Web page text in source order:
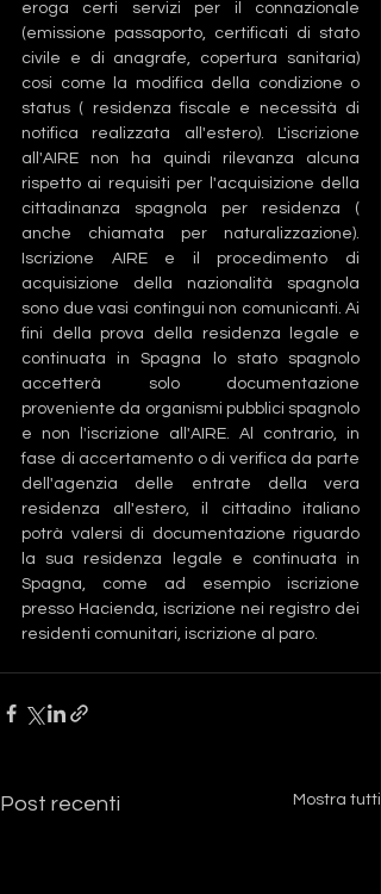
eroga certi servizi per il connazionale
(emissione passaporto, certificati di stato
civile e di anagrafe, copertura sanitaria)
cosi come la modifica della condizione o
status ( residenza fiscale e necessità di
notifica realizzata all'estero). L'iscrizione
all'AIRE non ha quindi rilevanza alcuna
rispetto ai requisiti per l'acquisizione della
cittadinanza spagnola per residenza (
anche chiamata per naturalizzazione).
Iscrizione AIRE e il procedimento di
acquisizione della nazionalità spagnola
sono due vasi contingui non comunicanti. Ai
fini della prova della residenza legale e
continuata in Spagna lo stato spagnolo
accetterà solo documentazione
proveniente da organismi pubblici spagnolo
e non l'iscrizione all'AIRE. Al contrario, in
fase di accertamento o di verifica da parte
dell'agenzia delle entrate della vera
residenza all'estero, il cittadino italiano
potrà valersi di documentazione riguardo
la sua residenza legale e continuata in
Spagna, come ad esempio iscrizione
presso Hacienda, iscrizione nei registro dei
residenti comunitari, iscrizione al paro.
Post recenti Mostra tutti